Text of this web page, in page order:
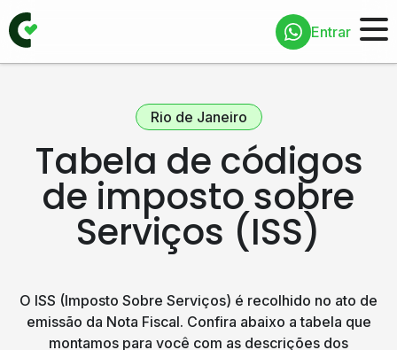
Entrar
Rio de Janeiro
Tabela de códigos
de imposto sobre
Serviços (ISS)
O ISS (Imposto Sobre Serviços) é recolhido no ato de
emissão da Nota Fiscal. Confira abaixo a tabela que
montamos para você com as descrições dos